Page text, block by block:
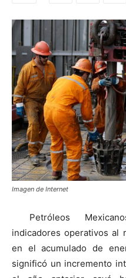
Imagen de Internet
Petróleos
indicadores operativos al
en el acumulado de
significó un incremento